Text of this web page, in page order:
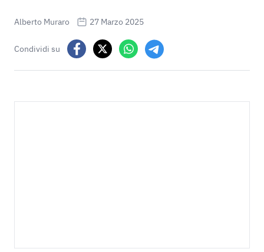
Alberto Muraro 27 Marzo 2025
Condividi su